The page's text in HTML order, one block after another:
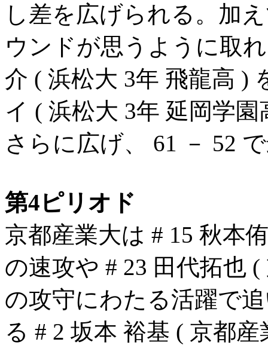
し差を広げられる。加
ウンドが思うように取
介 ( 浜松大 3年 飛龍高 )
イ ( 浜松大 3年 延岡学
さらに広げ、 61 － 52
第4ピリオド
京都産業大は # 15 秋本
の速攻や # 23 田代拓也
の攻守にわたる活躍で
る # 2 坂本 裕基 ( 京都